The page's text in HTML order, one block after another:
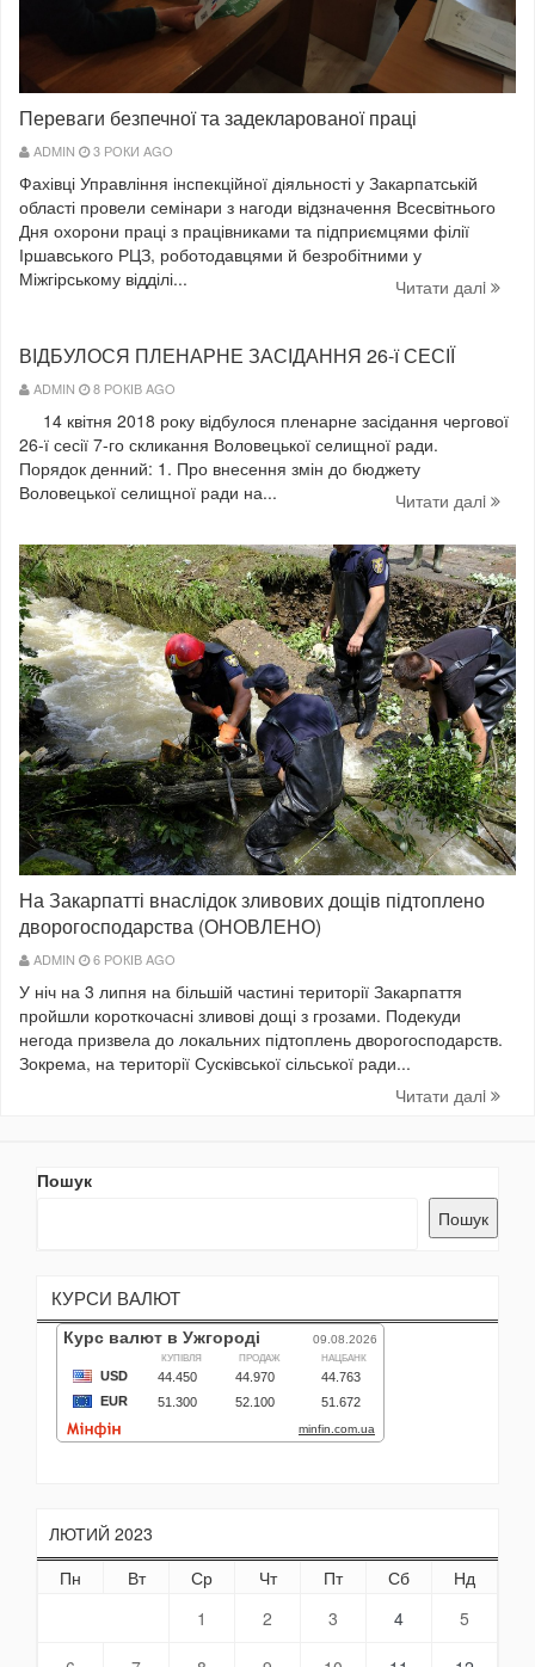
Переваги безпечної та задекларованої праці
ADMIN 3 РОКИ AGO
Фахівці Управління інспекційної діяльності у Закарпатській
області провели семінари з нагоди відзначення Всесвітнього
Дня охорони праці з працівниками та підприємцями філії
Іршавського РЦЗ, роботодавцями й безробітними у
Міжгірському відділі...
Читати далi
ВІДБУЛОСЯ ПЛЕНАРНЕ ЗАСІДАННЯ 26-ї СЕСІЇ
ADMIN 8 РОКІВ AGO
14 квітня 2018 року відбулося пленарне засідання чергової
26-ї сесії 7-го скликання Воловецької селищної ради.
Порядок денний: 1. Про внесення змін до бюджету
Воловецької селищної ради на...
Читати далi
На Закарпатті внаслідок зливових дощів підтоплено
дворогосподарства (ОНОВЛЕНО)
ADMIN 6 РОКІВ AGO
У ніч на 3 липня на більшій частині території Закарпаття
пройшли короткочасні зливові дощі з грозами. Подекуди
негода призвела до локальних підтоплень дворогосподарств.
Зокрема, на території Сусківської сільської ради...
Читати далi
Пошук
Пошук
КУРСИ ВАЛЮТ
ЛЮТИЙ 2023
Пн
Вт Ср Чт Пт Сб
Нд
1
2 3 4 5